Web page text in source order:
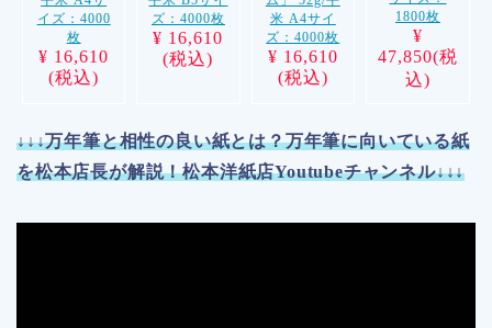
イズ：4000
枚
¥ 16,610
(税込)
ズ：4000枚
¥ 16,610
(税込)
米 A4サイ
ズ：4000枚
¥ 16,610
(税込)
1800枚
¥
47,850(税
込)
↓↓↓万年筆と相性の良い紙とは？万年筆に向いている紙
を松本店長が解説！松本洋紙店Youtubeチャンネル↓↓↓